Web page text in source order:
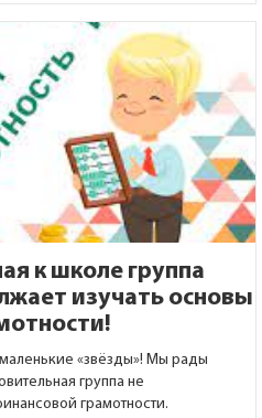
к школе группа
изучать основы
«звёзды»! Мы рады
группа не
грамотности.